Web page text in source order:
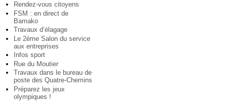
Rendez-vous citoyens
FSM : en direct de
Bamako
Travaux d’élagage
Le 2ème Salon du service
aux entreprises
Infos sport
Rue du Moutier
Travaux dans le bureau de
poste des Quatre-Chemins
Préparez les jeux
olympiques !